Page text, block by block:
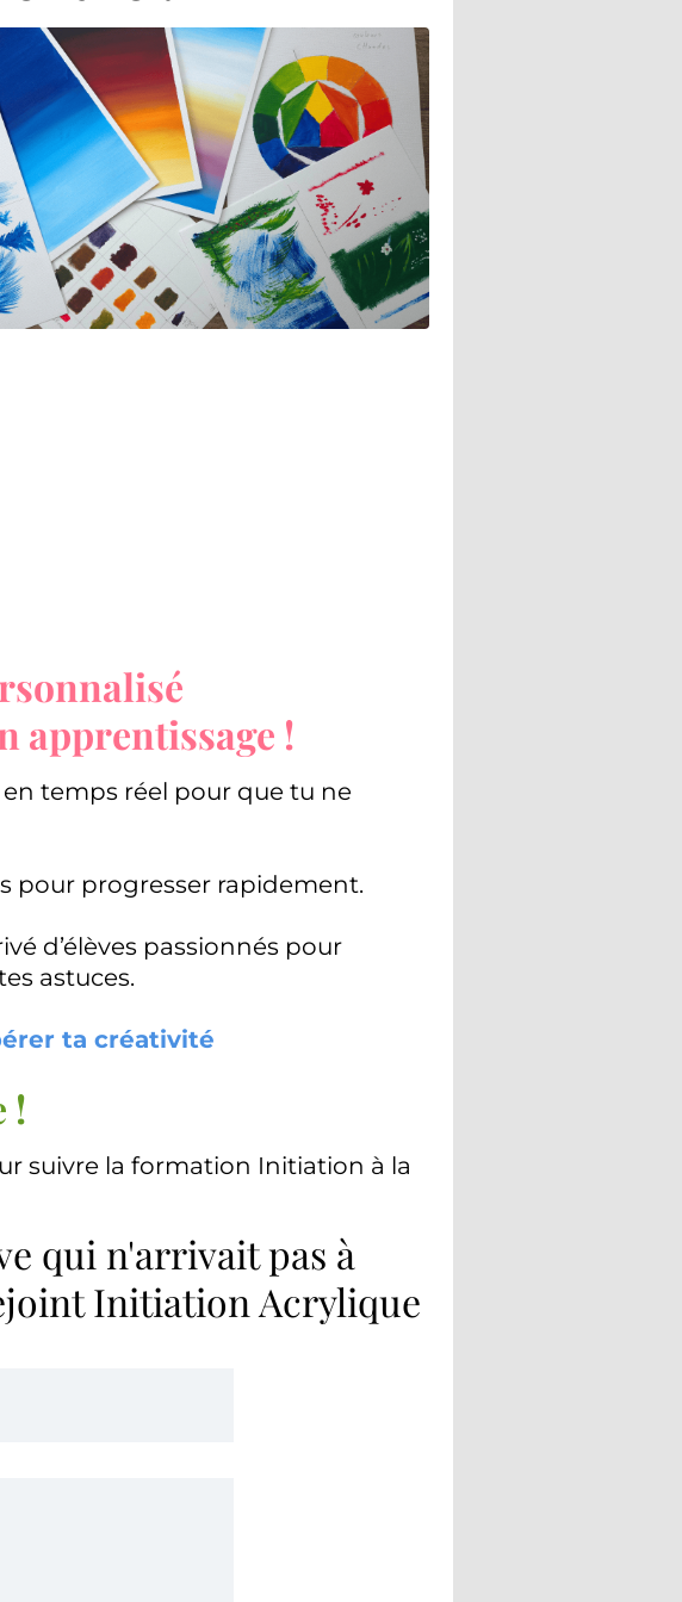
apprentissage !
temps réel pour que tu ne
pour progresser rapidement.
d’élèves passionnés pour
astuces.
ta créativité
!
suivre la formation Initiation à la
qui n'arrivait pas à
Initiation Acrylique